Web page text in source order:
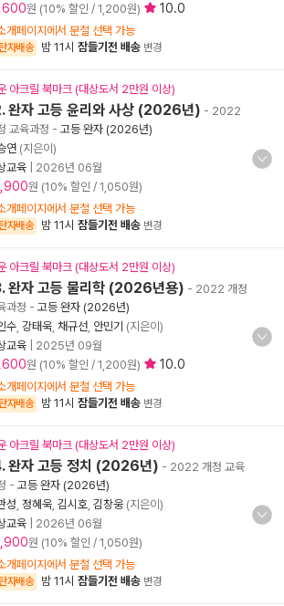
원 (10% 할인 / 1,200원) 10.0
개페이지에서 분철 선택 가능
자배송 밤 11시 잠들기전 배송 변경
아크릴 북마크 (대상도서 2만원 이상)
완자 고등 윤리와 사상 (2026년) - 2022
교육과정 - 고등 완자 (2026년)
연 (지은이)
교육
2026년 06월
원 (10% 할인 / 1,050원)
개페이지에서 분철 선택 가능
자배송 밤 11시 잠들기전 배송 변경
아크릴 북마크 (대상도서 2만원 이상)
완자 고등 물리학 (2026년용) - 2022 개정
과정 - 고등 완자 (2026년)
수 강태욱 채규선 안민기 (지은이)
교육
2025년 09월
원 (10% 할인 / 1,200원) 10.0
개페이지에서 분철 선택 가능
자배송 밤 11시 잠들기전 배송 변경
아크릴 북마크 (대상도서 2만원 이상)
완자 고등 정치 (2026년) - 2022 개정 교육
- 고등 완자 (2026년)
성 정혜욱 김시호 김창웅 (지은이)
교육
2026년 06월
원 (10% 할인 / 1,050원)
개페이지에서 분철 선택 가능
자배송 밤 11시 잠들기전 배송 변경